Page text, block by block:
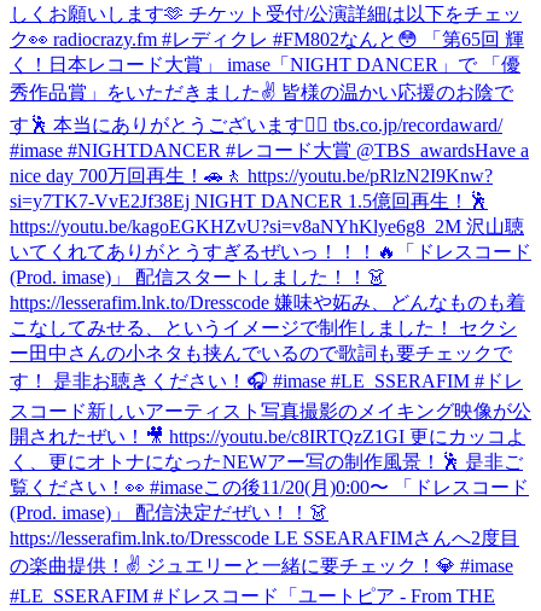
しくお願いします🫶 チケット受付/公演詳細は以下をチェッ
ク👀 radiocrazy.fm #レディクレ #FM802なんと😳 「第65回 輝
く！日本レコード大賞」 imase「NIGHT DANCER」で 「優
秀作品賞」をいただきました✌️ 皆様の温かい応援のお陰で
す🕺 本当にありがとうございます❤️‍🔥 tbs.co.jp/recordaward/
#imase #NIGHTDANCER #レコード大賞 @TBS_awardsHave a
nice day 700万回再生！🚗🚶 https://youtu.be/pRlzN2I9Knw?
si=y7TK7-VvE2Jf38Ej NIGHT DANCER 1.5億回再生！🕺
https://youtu.be/kagoEGKHZvU?si=v8aNYhKlye6g8_2M 沢山聴
いてくれてありがとうすぎるぜいっ！！！🔥
「ドレスコード
(Prod. imase)」 配信スタートしました！！👗
https://lesserafim.lnk.to/Dresscode 嫌味や妬み、どんなものも着
こなしてみせる、というイメージで制作しました！ セクシ
ー田中さんの小ネタも挟んでいるので歌詞も要チェックで
す！ 是非お聴きください！🎧 #imase #LE_SSERAFIM #ドレ
スコード新しいアーティスト写真撮影のメイキング映像が公
開されたぜい！🎥 https://youtu.be/c8IRTQzZ1GI 更にカッコよ
く、更にオトナになったNEWアー写の制作風景！🕺 是非ご
覧ください！👀 #imaseこの後11/20(月)0:00〜 「ドレスコード
(Prod. imase)」 配信決定だぜい！！👗
https://lesserafim.lnk.to/Dresscode LE SSEARAFIMさんへ2度目
の楽曲提供！✌️ ジュエリーと一緒に要チェック！💎 #imase
#LE_SSERAFIM #ドレスコード
「ユートピア - From THE